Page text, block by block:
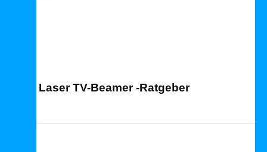
Laser TV-Beamer -Ratgeber